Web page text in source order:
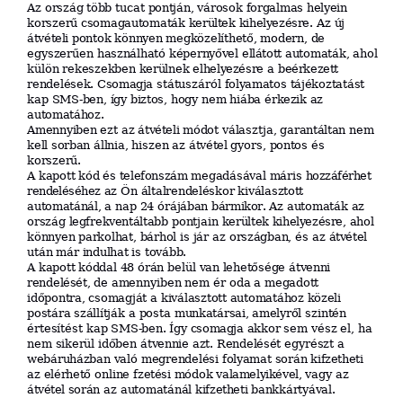
Az ország több tucat pontján, városok forgalmas helyein
korszerű csomagautomaták kerültek kihelyezésre. Az új
átvételi pontok könnyen megközelíthető, modern, de
egyszerűen használható képernyővel ellátott automaták, ahol
külön rekeszekben kerülnek elhelyezésre abeérkezett
rendelések. Csomagja státuszáról folyamatos tájékoztatást
kap SMS-ben, így biztos, hogy nem hiába érkezik az
automatához.
Amennyiben ezt az átvételi módot választja,garantáltan nem
kell sorban állnia, hiszen az átvétel gyors, pontos és
korszerű.
Akapott kód és telefonszám megadásával máris hozzáférhet
rendeléséhez az Ön általrendeléskor kiválasztott
automatánál, anap 24 órájában bármikor. Az automaták az
ország legfrekventáltabb pontjain kerültek kihelyezésre, ahol
könnyen parkolhat, bárhol is jár az országban, és az átvétel
utánmár indulhatis tovább.
Akapott kóddal 48 órán belül van lehetősége átvenni
rendelését, de amennyibennemér odaamegadott
időpontra, csomagjáta kiválasztott automatához közeli
postára szállítjáka posta munkatársai, amelyről szintén
értesítést kap SMS-ben. Így csomagja akkor sem vész el, ha
nem sikerül időben átvennie azt. Rendelését egyrészt a
webáruházban való megrendelési folyamat során kifzetheti
az elérhető online fzetési módok valamelyikével, vagy az
átvétel során az automatánál kifzetheti bankkártyával.